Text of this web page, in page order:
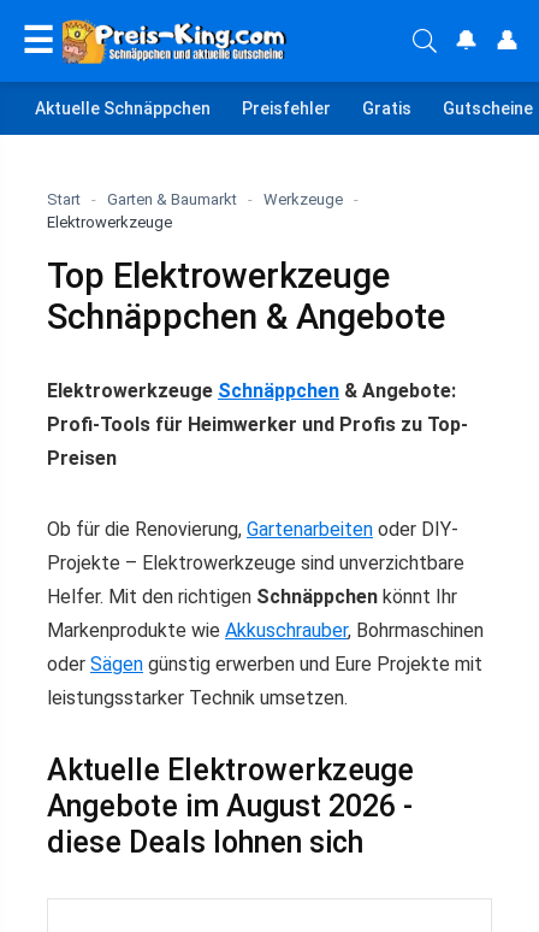
☰ 🔔 👤
Aktuelle Schnäppchen Preisfehler Gratis Gutscheine
Start - Garten & Baumarkt - Werkzeuge -
Elektrowerkzeuge
Top Elektrowerkzeuge
Schnäppchen & Angebote
Elektrowerkzeuge Schnäppchen & Angebote:
Profi-Tools für Heimwerker und Profis zu Top-
Preisen
Ob für die Renovierung, Gartenarbeiten oder DIY-
Projekte – Elektrowerkzeuge sind unverzichtbare
Helfer. Mit den richtigen Schnäppchen könnt Ihr
Markenprodukte wie Akkuschrauber, Bohrmaschinen
oder Sägen günstig erwerben und Eure Projekte mit
leistungsstarker Technik umsetzen.
Aktuelle Elektrowerkzeuge
Angebote im August 2026 -
diese Deals lohnen sich